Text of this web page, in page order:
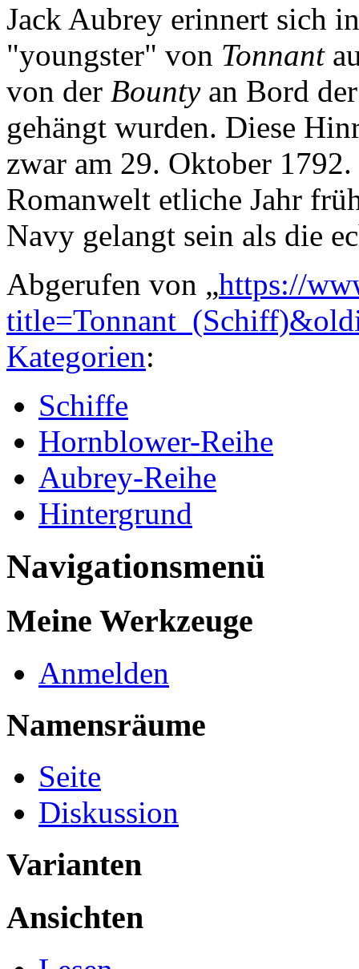
Jack Aubrey erinnert sich
"youngster" von Tonnant
von der Bountyan Bord
gehängt wurden. Diese
zwar am 29. Oktober 1792.
Romanwelt etliche Jahr
Navy gelangt sein als die
Abgerufen von „https://
Kategorien:
Schiffe
Hornblower-Reihe
Aubrey-Reihe
Hintergrund
Navigationsmenü
Meine Werkzeuge
Anmelden
Namensräume
Seite
Diskussion
Varianten
Ansichten